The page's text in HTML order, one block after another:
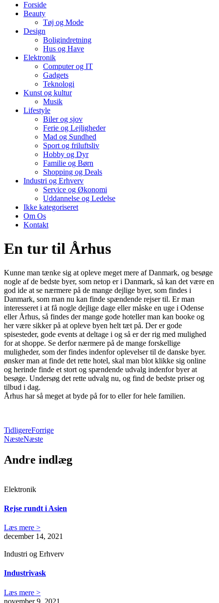
Forside
Beauty
Tøj og Mode
Design
Boligindretning
Hus og Have
Elektronik
Computer og IT
Gadgets
Teknologi
Kunst og kultur
Musik
Lifestyle
Biler og sjov
Ferie og Lejligheder
Mad og Sundhed
Sport og friluftsliv
Hobby og Dyr
Familie og Børn
Shopping og Deals
Industri og Erhverv
Service og Økonomi
Uddannelse og Ledelse
Ikke kategoriseret
Om Os
Kontakt
En tur til Århus
Kunne man tænke sig at opleve meget mere af Danmark, og besøge
nogle af de bedste byer, som netop er i Danmark, så kan det være en
god ide at se nærmere på de mange dejlige byer, som findes i
Danmark, som man nu kan finde spændende rejser til. Er man
interesseret i at få nogle dejlige dage eller måske en uge i Odense
eller Århus, så findes der mange gode hoteller man kan booke og
her være sikker på at opleve byen helt tæt på. Der er gode
spisesteder, gode events at deltage i og så er der rig med mulighed
for at shoppe. Se derfor nærmere på de mange forskellige
muligheder, som der findes indenfor oplevelser til de danske byer.
ønsker man at finde det rette hotel, skal man blot klikke sig online
og herinde finde et stort og spændende udvalg indenfor byer at
besøge. Undersøg det rette udvalg nu, og find de bedste priser og
tilbud i dag.
Århus har så meget at byde på for to eller for hele familien.
TidligereForrige
NæsteNæste
Andre indlæg
Elektronik
Rejse rundt i Asien
Læs mere >
december 14, 2021
Industri og Erhverv
Industrivask
Læs mere >
november 9, 2021